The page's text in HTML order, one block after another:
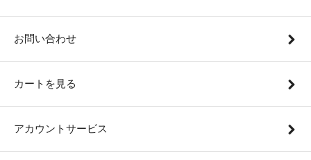
お問い合わせ
カートを見る
アカウントサービス